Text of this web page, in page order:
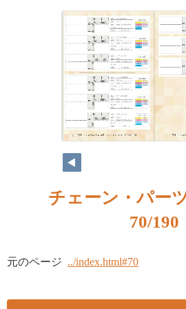
チェーン・パー
70/190
元のページ ../index.html#70